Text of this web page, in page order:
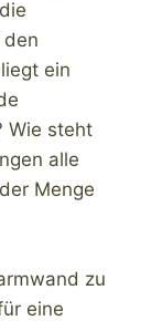
ein
Wie steht
alle
Menge
zu
eine